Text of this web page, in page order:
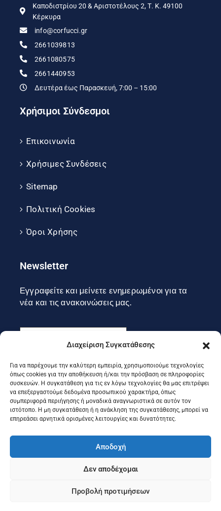
Διαχείριση Συγκατάθεσης
Για να παρέχουμε την καλύτερη εμπειρία, χρησιμοποιούμε τεχνολογίες
όπως cookies για την αποθήκευση ή/και την πρόσβαση σε πληροφορίες
συσκευών. Η συγκατάθεση για τις εν λόγω τεχνολογίες θα μας επιτρέψει
να επεξεργαστούμε δεδομένα προσωπικού χαρακτήρα, όπως
συμπεριφορά περιήγησης ή μοναδικά αναγνωριστικά σε αυτόν τον
ιστότοπο. Η μη συγκατάθεση ή η ανάκληση της συγκατάθεσης, μπορεί να
επηρεάσει αρνητικά ορισμένες λειτουργίες και δυνατότητες.
Αποδοχή
Δεν αποδέχομαι
Προβολή προτιμήσεων
Καποδιστρίου 20 & Αριστοτέλους 2, Τ. Κ. 49100
Κέρκυρα
info@corfucci.gr
2661039813
2661080575
2661440953
Δευτέρα έως Παρασκευή, 7:00 – 15:00
Χρήσιμοι Σύνδεσμοι
Επικοινωνία
Χρήσιμες Συνδέσεις
Sitemap
Πολιτική Cookies
Όροι Χρήσης
Newsletter
Εγγραφείτε και μείνετε ενημερωμένοι για τα
νέα και τις ανακοινώσεις μας.
Εγγραφή
Ακολουθήστε μας στα social
©2025 Portal Επιμελητηρίου Κέρκυρας, Designed & Developed